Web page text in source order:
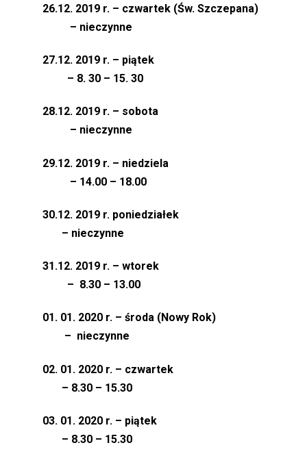
26.12. 2019 r. – czwartek (Św. Szczepana)
– nieczynne
27.12. 2019 r. – piątek
– 8. 30 – 15. 30
28.12. 2019 r. – sobota
– nieczynne
29.12. 2019 r. – niedziela
– 14.00 – 18.00
30.12. 2019 r. poniedziałek
– nieczynne
31.12. 2019 r. – wtorek
– 8.30 – 13.00
01. 01. 2020 r. – środa (Nowy Rok)
– nieczynne
02. 01. 2020 r. – czwartek
– 8.30 – 15.30
03. 01. 2020 r. – piątek
– 8.30 – 15.30